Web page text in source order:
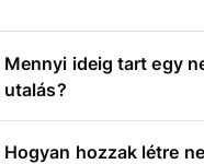
Mennyi ideig tart egy
utalás?
Hogyan hozzak létre